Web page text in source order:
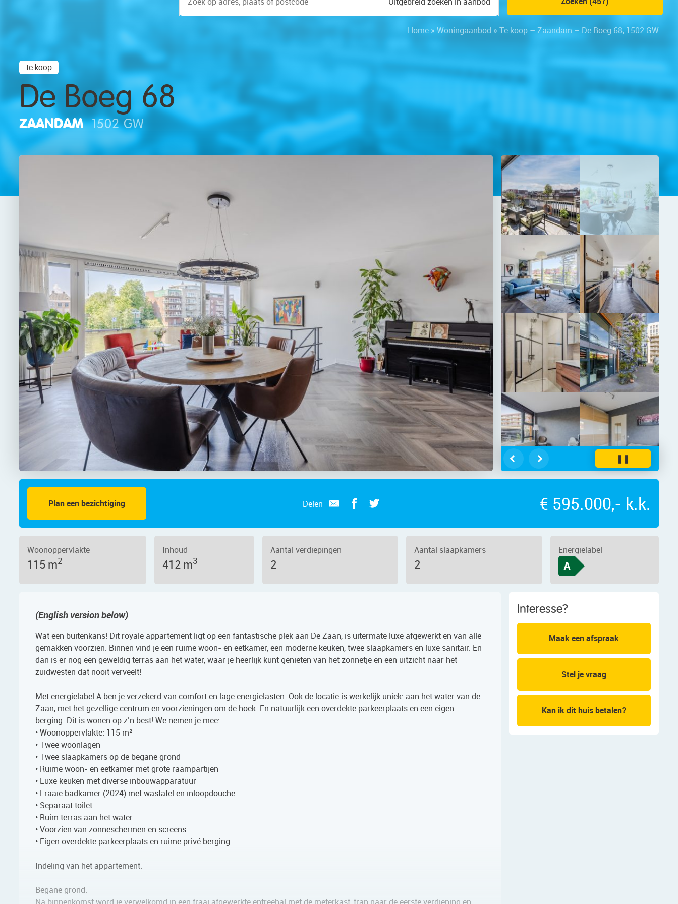
Home » Woningaanbod » Te koop – Zaandam – De Boeg 68, 1502 GW
Te koop
De Boeg 68
ZAANDAM 1502 GW
– De Boeg 68, 1502 GW – Foto 2
❚❚
Plan een bezichtiging Delen € 595.000,- k.k.
Woonoppervlakte
115 m2
Inhoud
412 m3
Aantal verdiepingen
2
Aantal slaapkamers
2
Energielabel
A
(English version below)
Wat een buitenkans! Dit royale appartement ligt op een fantastische plek aan De Zaan, is uitermate luxe afgewerkt en van alle
gemakken voorzien. Binnen vind je een ruime woon- en eetkamer, een moderne keuken, twee slaapkamers en luxe sanitair. En
dan is er nog een geweldig terras aan het water, waar je heerlijk kunt genieten van het zonnetje en een uitzicht naar het
zuidwesten dat nooit verveelt!
Met energielabel A ben je verzekerd van comfort en lage energielasten. Ook de locatie is werkelijk uniek: aan het water van de
Zaan, met het gezellige centrum en voorzieningen om de hoek. En natuurlijk een overdekte parkeerplaats en een eigen
berging. Dit is wonen op z’n best! We nemen je mee:
• Woonoppervlakte: 115 m²
• Twee woonlagen
• Twee slaapkamers op de begane grond
• Ruime woon- en eetkamer met grote raampartijen
• Luxe keuken met diverse inbouwapparatuur
• Fraaie badkamer (2024) met wastafel en inloopdouche
• Separaat toilet
• Ruim terras aan het water
• Voorzien van zonneschermen en screens
• Eigen overdekte parkeerplaats en ruime privé berging
Indeling van het appartement:
Begane grond:
Na binnenkomst word je verwelkomd in een fraai afgewerkte entreehal met de meterkast, trap naar de eerste verdieping en
Interesse?
Maak een afspraak
Stel je vraag
Kan ik dit huis betalen?